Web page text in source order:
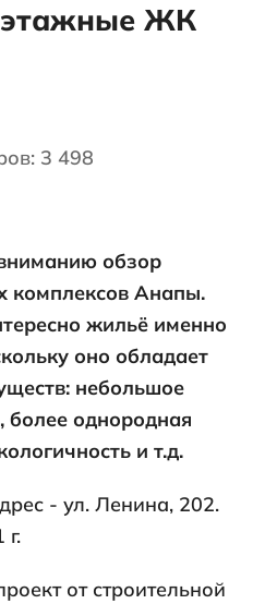
ЖК
3 498
обзор
Анапы.
жильё именно
оно обладает
небольшое
более однородная
и т.д.
- ул. Ленина, 202.
от строительной